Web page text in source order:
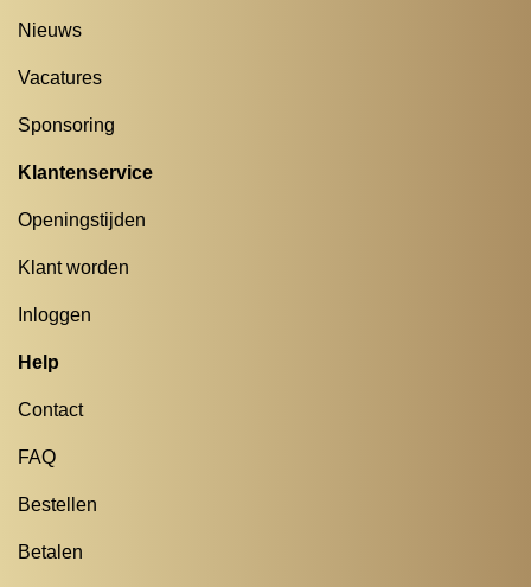
Nieuws
Vacatures
Sponsoring
Klantenservice
Openingstijden
Klant worden
Inloggen
Help
Contact
FAQ
Bestellen
Betalen